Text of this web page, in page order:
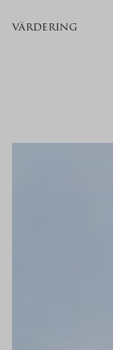
värdering